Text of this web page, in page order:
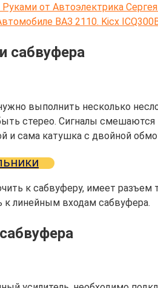
от Автоэлектрика
ВАЗ 2110. Kicx
сабвуфера
выполнить несколько
стерео. Сигналы
и сама катушка с двойной
к сабвуферу, имеет разъем
линейным входам сабвуфера.